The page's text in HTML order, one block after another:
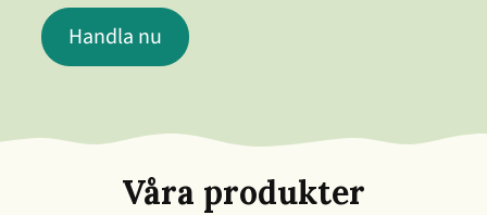
Handla nu
Våra produkter